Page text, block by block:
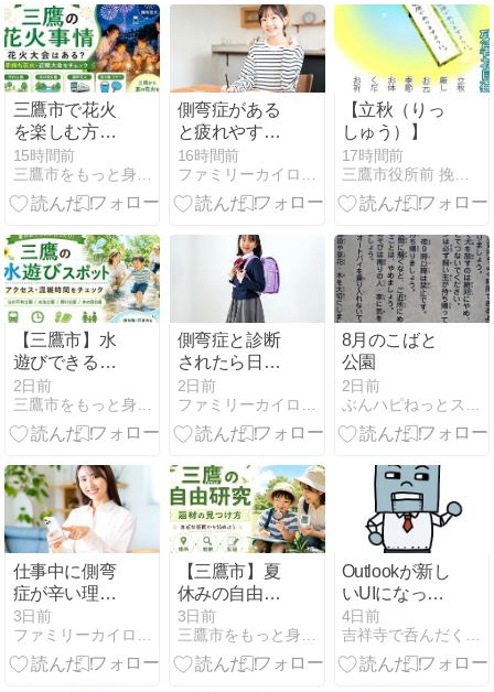
三鷹市で花火
を楽しむ方法
花火大会は市
外へ
15時間前
側弯症がある
と疲れやすい
のはなぜ？原
因を院長が解
説
16時間前
【立秋（りっ
しゅう）】
17時間前
三鷹市役所前 挽きたて“石臼挽自家製粉”そば増田屋
【三鷹市】水
遊びできる公
園4選｜駅か
らの距離とア
クセスで紹介
2日前
側弯症と診断
されたら日常
生活で今すぐ
できる5つの
こと
2日前
8月のこばと
公園
2日前
仕事中に側弯
症が辛い理由
と、職種別の
注意点まとめ
3日前
ファミリーカイロプラクティック三鷹院
【三鷹市】夏
休みの自由研
究は何にす
る？親子で取
り組める題材
3日前
三鷹市をもっと身近に「三鷹みっけ」
Outlookが新し
いUIになっ
て、次のメー
ルを開く矢印
ボタンがなく
4日前
吉祥寺で呑んだくれて毒を吐く！